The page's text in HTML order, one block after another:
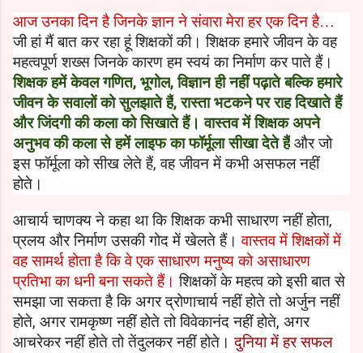
आज उनका दिन है जिनके ज्ञान ने संवारा मेरा हर एक दिन है…
जी हां मैं बात कर रहा हूं शिक्षकों की। शिक्षक हमारे जीवन के वह
महत्‍वपूर्ण शख्‍स जिनके कारण हम स्‍वयं का निर्माण कर पाते हैं।
शिक्षक हमें केवल गणित, भूगोल,विज्ञान ही नहीं पढ़ाते बल्कि हमारे
जीवन के सवालों को सुलझाते हैं,रास्‍ता भटकने पर राह दिखाते हैं
और जिंदगी की कला को सिखाते हैं। वास्‍तव में शिक्षक अपने
अनुभव की कला से हमें लाइफ का फॉर्मूला सीखा देते हैं और जो
इस फॉर्मूला को सीख लेते हैं,वह जीवन में कभी असफल नहीं
होते।
आचार्य चाणक्‍य ने कहा था कि शिक्षक कभी साधारण नहीं होता,
प्रलय और निर्माण उसकी गोद में खेलते हैं।वास्‍तव में शिक्षकों में
वह सामर्थ होता है कि वे एक साधारणमनुष्‍य को असाधारण
प्रतिभा का धनी बना सकते हैं।शिक्षकों के महत्‍व को इसी बात से
समझा जा सकता है कि अगर द्रोणाचार्य नहीं होते तो अर्जुन नहीं
होते, अगर रामकृष्‍ण नहीं होते तो विवेकानंद नहीं होते, अगर
आचरेकर नहीं होते तो तेंदुलकर नहीं होते।दुनिया में हर सफल